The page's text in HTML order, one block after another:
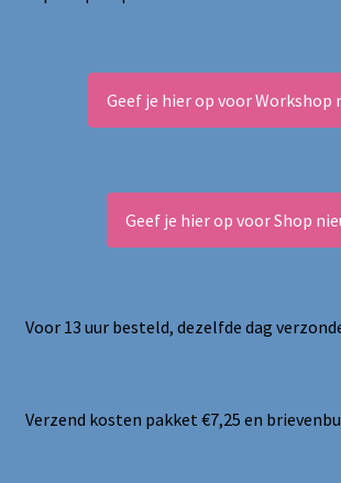
Geef je hier op voor Workshop
Geef je hier op voor Shop
Voor 13 uur besteld, dezelfde dag
Verzend kosten pakket €7,25 en